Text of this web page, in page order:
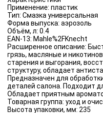
Применение: пластик
Тип: Смазка универсальная
Форма выпуска: аэрозоль
Объём, л: 0.4
EAN-13: Mahle%2FKnecht
Расширенное описание:
грязь, масляные и
старения и выгорания,
структуру, обладает
Предназначен для
деталей салона. Подходит
Обладает приятным
Товарная группа: уход и
Высота упаковки, мм: 235